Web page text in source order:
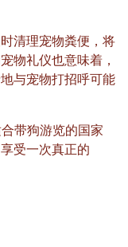
清理宠物粪便，将
物礼仪也意味着，
与宠物打招呼可能
带狗游览的国家
受一次真正的